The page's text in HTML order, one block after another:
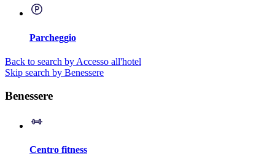
Parcheggio
Back to search by Accesso all'hotel
Skip search by Benessere
Benessere
Centro fitness